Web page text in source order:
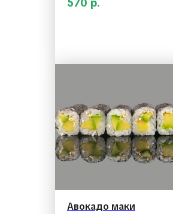
570 р.
Авокадо маки